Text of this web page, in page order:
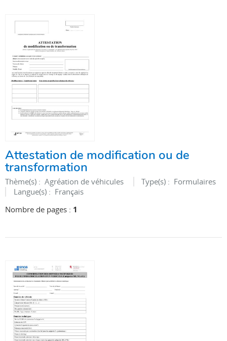
Attestation de modification ou de
transformation
Thème(s) : Agréation de véhicules Type(s) : Formulaires
Langue(s) : Français
Nombre de pages : 1